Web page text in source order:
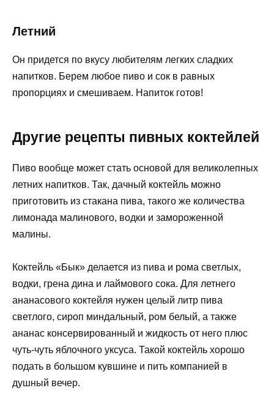
Летний
Он придется по вкусу любителям легких сладких
напитков. Берем любое пиво и сок в равных
пропорциях и смешиваем. Напиток готов!
Другие рецепты пивных коктейлей
Пиво вообще может стать основой для великолепных
летних напитков. Так, дачный коктейль можно
приготовить из стакана пива, такого же количества
лимонада малинового, водки и замороженной
малины.
Коктейль «Бык» делается из пива и рома светлых,
водки, грена дина и лаймового сока. Для летнего
ананасового коктейля нужен целый литр пива
светлого, сироп миндальный, ром белый, а также
ананас консервированный и жидкость от него плюс
чуть-чуть яблочного уксуса. Такой коктейль хорошо
подать в большом кувшине и пить компанией в
душный вечер.